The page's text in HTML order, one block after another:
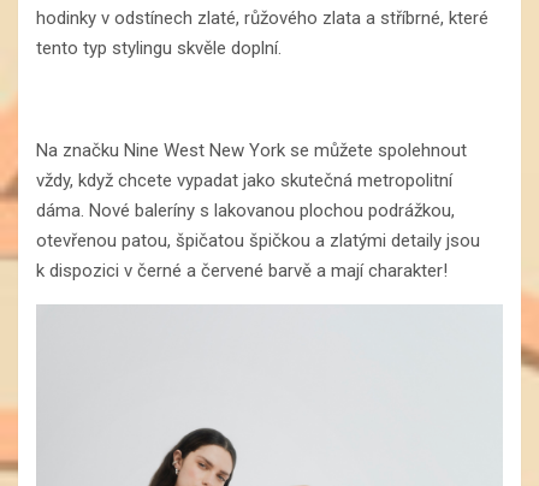
hodinky v odstínech zlaté, růžového zlata a stříbrné, které
tento typ stylingu skvěle doplní.
Na značku Nine West New York se můžete spolehnout
vždy, když chcete vypadat jako skutečná metropolitní
dáma. Nové baleríny s lakovanou plochou podrážkou,
otevřenou patou, špičatou špičkou a zlatými detaily jsou
k dispozici v černé a červené barvě a mají charakter!